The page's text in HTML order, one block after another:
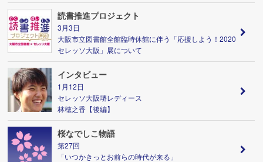
読書推進プロジェクト
3月3日
大阪市立図書館全館臨時休館に伴う「応援しよう！2020
セレッソ大阪」展について
インタビュー
1月12日
セレッソ大阪堺レディース
林穂之香【後編】
桜なでしこ物語
第27回
「いつかきっとお前らの時代が来る」